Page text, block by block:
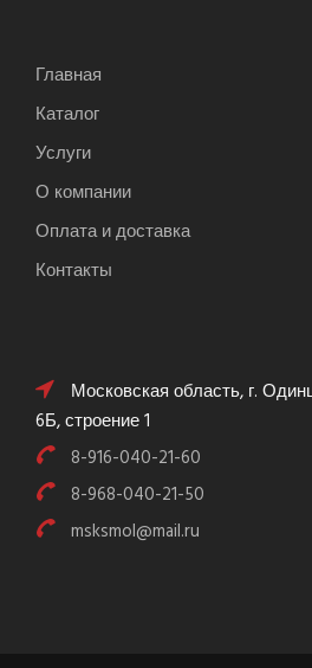
Главная
Каталог
Услуги
О компании
Оплата и доставка
Контакты
Московская область, г.
6Б, строение 1
8-916-040-21-60
8-968-040-21-50
msksmol@mail.ru